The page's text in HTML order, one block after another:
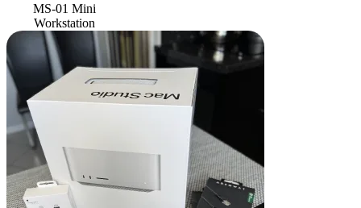
MS-01 Mini
Workstation